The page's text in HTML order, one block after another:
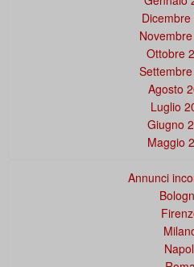
Dicembre
Ottobre
Agosto
Luglio
Giugno
Maggio
Annunci